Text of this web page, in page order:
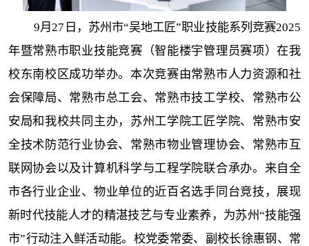
9月27日，苏州市“吴地工匠”职业技能系列竞赛2025
年暨常熟市职业技能竞赛（智能楼宇管理员赛项）在我
校东南校区成功举办。本次竞赛由常熟市人力资源和社
会保障局、常熟市总工会、常熟市技工学校、常熟市公
安局和我校共同主办，苏州工学院工匠学院、常熟市安
全技术防范行业协会、常熟市物业管理协会、常熟市互
联网协会以及计算机科学与工程学院联合承办。来自全
市各行业企业、物业单位的近百名选手同台竞技，展现
新时代技能人才的精湛技艺与专业素养，为苏州“技能强
市”行动注入鲜活动能。校党委常委、副校长徐惠钢、常